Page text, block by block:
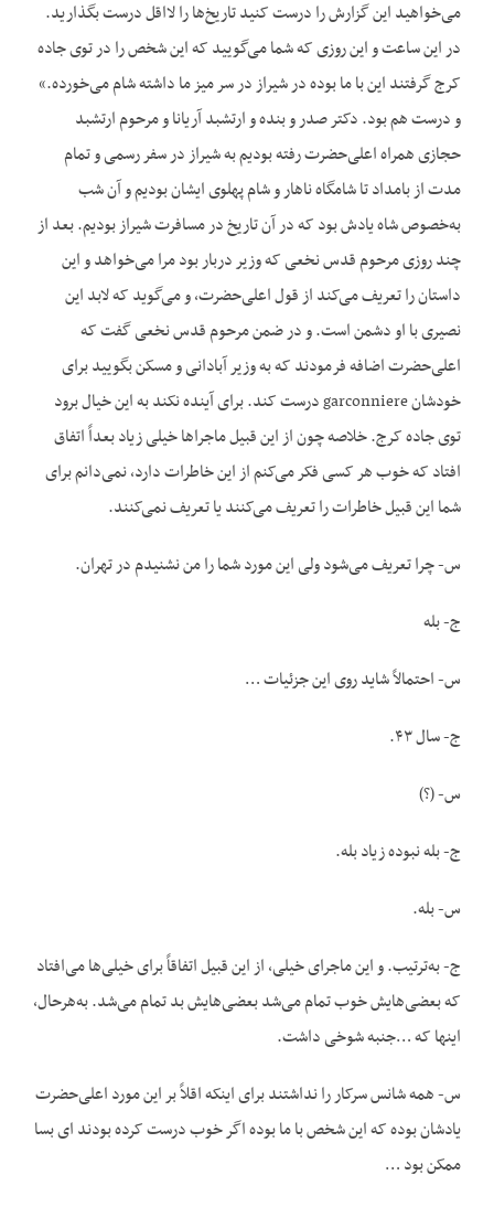
می‌خواهید این گزارش را درست کنید تاریخ‌ها را لااقل درست بگذارید.
در این ساعت و این روزی که شما می‌گویید که این شخص را در توی جاده
کرج گرفتند این با ما بوده در شیراز در سر میز ما داشته شام می‌خورده.»
و درست هم بود. دکتر صدر و بنده و ارتشبد آریانا و مرحوم ارتشبد
حجازی همراه اعلی‌حضرت رفته بودیم به شیراز در سفر رسمی و تمام
مدت از بامداد تا شامگاه ناهار و شام پهلوی ایشان بودیم و آن شب
به‌خصوص شاه یادش بود که در آن تاریخ در مسافرت شیراز بودیم. بعد از
چند روزی مرحوم قدس نخعی که وزیر دربار بود مرا می‌خواهد و این
داستان را تعریف می‌کند از قول اعلی‌حضرت، و می‌گوید که لابد این
نصیری با او دشمن است. و در ضمن مرحوم قدس نخعی گفت که
اعلی‌حضرت اضافه فرمودند که به وزیر آبادانی و مسکن بگویید برای
خودشان garconniere درست کند. برای آینده نکند به این خیال برود
توی جاده کرج. خلاصه چون از این قبیل ماجراها خیلی زیاد بعداً اتفاق
افتاد که خوب هر کسی فکر می‌کنم از این خاطرات دارد، نمی‌دانم برای
شما این قبیل خاطرات را تعریف می‌کنند یا تعریف نمی‌کنند.
س- چرا تعریف می‌شود ولی این مورد شما را من نشنیدم در تهران.
ج- بله
س- احتمالاً شاید روی این جزئیات …
ج- سال ۴۳.
س- (؟)
ج- بله نبوده زیاد بله.
س- بله.
ج- به‌ترتیب. و این ماجرای خیلی، از این قبیل اتفاقاً برای خیلی‌ها می‌افتاد
که بعضی‌هایش خوب تمام می‌شد بعضی‌هایش بد تمام می‌شد. به‌هرحال،
اینها که …جنبه شوخی داشت.
س- همه شانس سرکار را نداشتند برای اینکه اقلاً بر این مورد اعلی‌حضرت
یادشان بوده که این شخص با ما بوده اگر خوب درست کرده بودند ای بسا
ممکن بود …